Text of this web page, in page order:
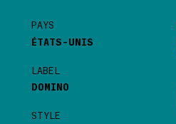
PAYS
ÉTATS-UNIS
LABEL
DOMINO
STYLE